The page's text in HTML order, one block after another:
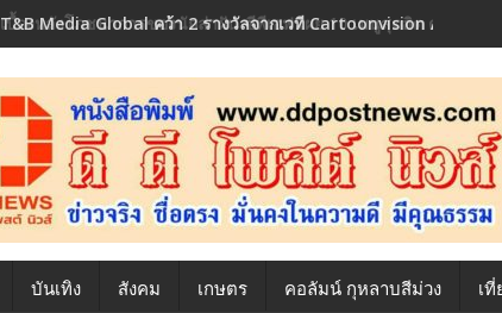
เบื้องหลังโภชนาการของนักล่าฝัน ซีพีเอฟ เผย 10 เมนูสุดฮิต ตลอดเส้น
บันเทิง สังคม เกษตร คอลัมน์ กุหลาบสีม่วง เ